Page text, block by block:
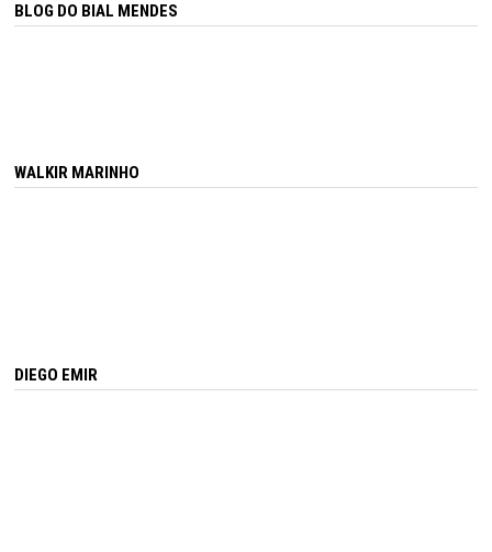
BLOG DO BIAL MENDES
WALKIR MARINHO
DIEGO EMIR